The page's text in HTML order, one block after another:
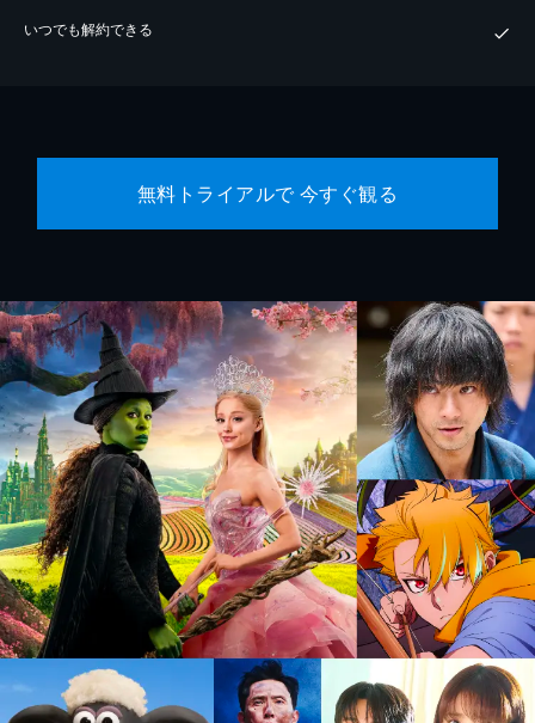
いつでも解約できる
無料トライアルで 今すぐ観る